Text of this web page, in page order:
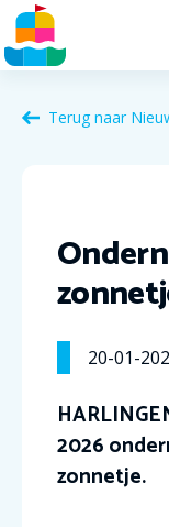
Terug naar
20-01-
2026
zonnetje.